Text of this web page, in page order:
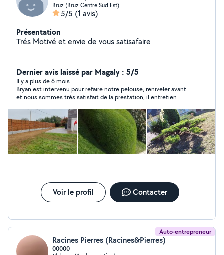
Bruz (Bruz Centre Sud Est)
5/5 (1 avis)
Présentation
Trés Motivé et envie de vous satisafaire
Dernier avis laissé par Magaly : 5/5
Il y a plus de 6 mois
Bryan est intervenu pour refaire notre pelouse, reniveler avant
et nous sommes très satisfait de la prestation, il entretien
Voir le profil Contacter
Auto-entrepreneur
Racines Pierres (Racines&Pierres)
00000